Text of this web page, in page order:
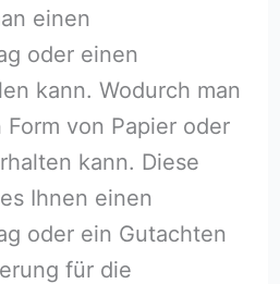
einen
oder einen
kann. Wodurch man
von Papier oder
kann. Diese
Ihnen einen
oder ein Gutachten
für die